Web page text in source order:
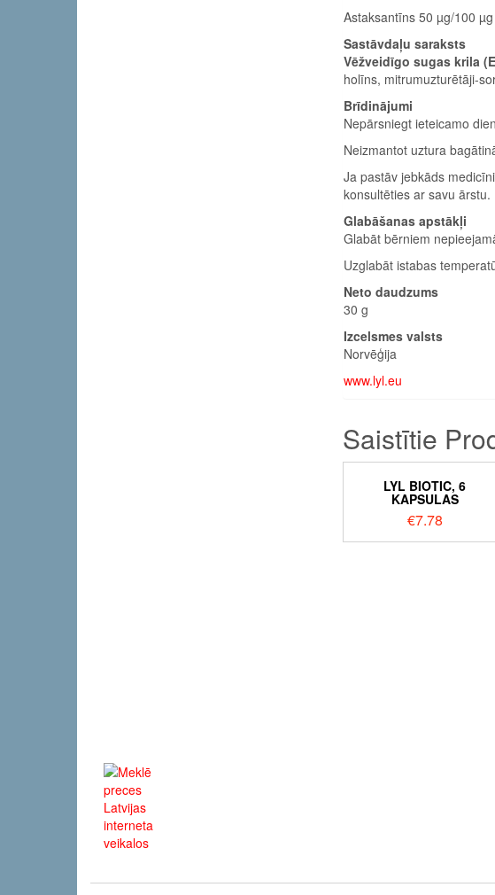
Astaksantīns 50 µg/100 µg
Sastāvdaļu saraksts
Vēžveidīgo sugas krila
holīns, mitrumuzturētāji-
Brīdinājumi
Nepārsniegt ieteicamo
Neizmantot uztura
Ja pastāv jebkāds
konsultēties ar savu ārstu.
Glabāšanas apstākļi
Glabāt bērniem
Uzglabāt istabas
Neto daudzums
30 g
Izcelsmes valsts
Norvēģija
www.lyl.eu
Saistītie
LYL BIOTIC, 6
KAPSULAS
€7.78